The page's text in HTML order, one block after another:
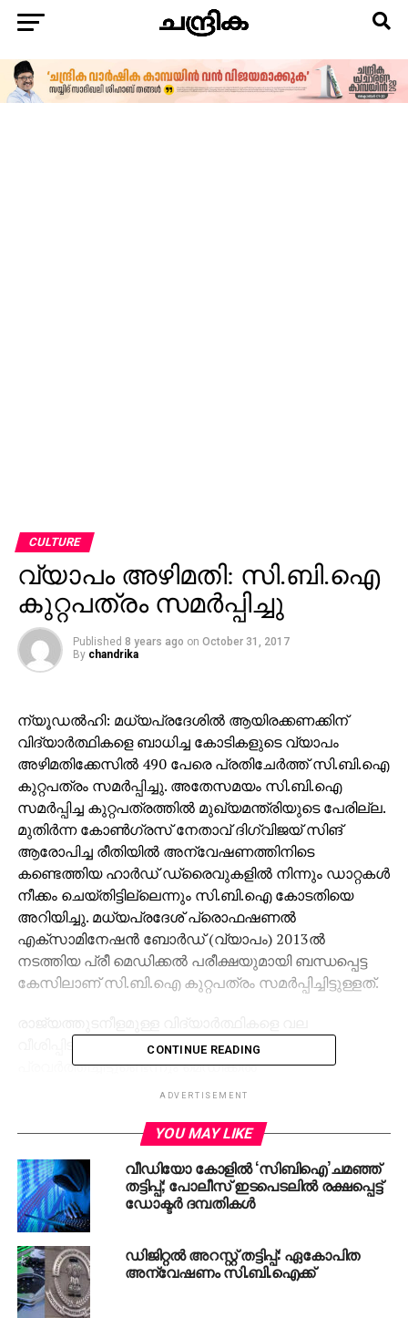
CULTURE
വ്യാപം അഴിമതി: സി.ബി.ഐ
കുറ്റപത്രം സമര്‍പ്പിച്ചു
Published 8 years ago on October 31, 2017
By chandrika
ന്യൂഡല്‍ഹി: മധ്യപ്രദേശില്‍ ആയിരക്കണക്കിന്
വിദ്യാര്‍ത്ഥികളെ ബാധിച്ച കോടികളുടെ വ്യാപം
അഴിമതിക്കേസില്‍ 490 പേരെ പ്രതിചേര്‍ത്ത് സി.ബി.ഐ
കുറ്റപത്രം സമര്‍പ്പിച്ചു. അതേസമയം സി.ബി.ഐ
സമര്‍പ്പിച്ച കുറ്റപത്രത്തില്‍ മുഖ്യമന്ത്രിയുടെ പേരില്ല.
മുതിര്‍ന്ന കോണ്‍ഗ്രസ് നേതാവ് ദിഗ്‌വിജയ് സിങ്
ആരോപിച്ച രീതിയില്‍ അന്വേഷണത്തിനിടെ
കണ്ടെത്തിയ ഹാര്‍ഡ് ഡ്രൈവുകളില്‍ നിന്നും ഡാറ്റകള്‍
നീക്കം ചെയ്തിട്ടില്ലെന്നും സി.ബി.ഐ കോടതിയെ
അറിയിച്ചു. മധ്യപ്രദേശ് പ്രൊഫഷണല്‍
എക്‌സാമിനേഷന്‍ ബോര്‍ഡ് (വ്യാപം) 2013ല്‍
നടത്തിയ പ്രീ മെഡിക്കല്‍ പരീക്ഷയുമായി ബന്ധപ്പെട്ട
കേസിലാണ് സി.ബി.ഐ കുറ്റപത്രം സമര്‍പ്പിച്ചിട്ടുള്ളത്.
വീശിപ്പിടിക്കാന്‍ സംഘടിതമായ റാക്കറ്റ്
പ്രവര്‍ത്തിച്ചിട്ടുണ്ടെന്നും മെഡിക്കല്‍
വിദ്യാര്‍ത്ഥികളെന്ന പേരില്‍ ഇവര്‍ക്കു പകരക്കാരായി
സി.ബി.ഐ കുറ്റപത്രത്തില്‍ ആരോപിക്കുന്നു.
ഉത്തരക്കടലാസുകള്‍ വ്യാജമായി തയാറാക്കുന്നതായും
വിദ്യാര്‍ത്ഥികള്‍ക്കു വേണ്ടി പ്രൊഫഷണലുകള്‍
ചോദ്യങ്ങള്‍ക്കു ഉത്തരം കണ്ടെത്തിയതായും ഇതിന്
അഞ്ചു ലക്ഷം രൂപ വരെ ഈടാക്കിയതായും
കുറ്റപത്രത്തിലുണ്ട്. 2013ല്‍ ഇന്‍ഡോറില്‍ 20 പേരെ
പിടികൂടിയതോടെയാണ് വ്യാപം അഴിമതിക്കേസ്
പുറത്താവുന്നത്.
CONTINUE READING
ADVERTISEMENT
YOU MAY LIKE
വീഡിയോ കോളില്‍ ‘സിബിഐ’ചമഞ്ഞ്
തട്ടിപ്പ്; പോലീസ് ഇടപെടലില്‍ രക്ഷപ്പെട്ട്
ഡോക്ടര്‍ ദമ്പതികള്‍
ഡിജിറ്റല്‍ അറസ്റ്റ് തട്ടിപ്പ്: ഏകോപിത
അന്വേഷണം സി.ബി.ഐക്ക്